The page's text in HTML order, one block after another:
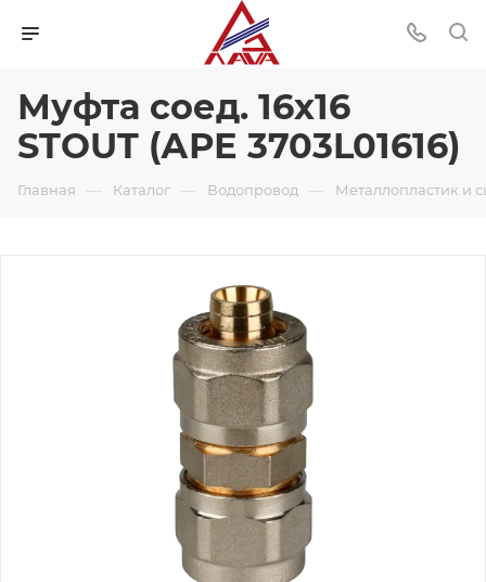
Муфта соед. 16х16
STOUT (АРЕ 3703L01616)
Главная — Каталог — Водопровод — Металлопластик и